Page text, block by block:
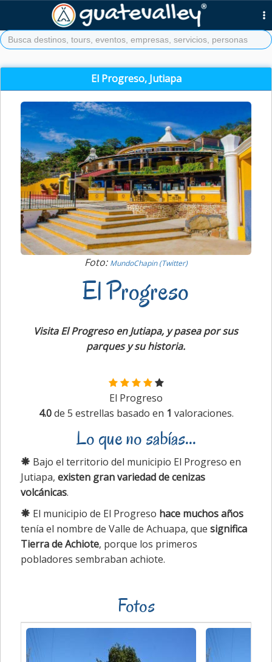
El Progreso, Jutiapa
Foto: MundoChapin (Twitter)
El Progreso
Visita El Progreso en Jutiapa, y pasea por sus
parques y su historia.
El Progreso
4.0de 5 estrellas basado en 1 valoraciones.
Lo que no sabías...
Bajo el territorio del municipio El Progreso en
Jutiapa, existen gran variedad de cenizas
volcánicas.
El municipio de El Progreso hace muchos años
tenía el nombre de Valle de Achuapa, que significa
Tierra de Achiote, porque los primeros
pobladores sembraban achiote.
Fotos